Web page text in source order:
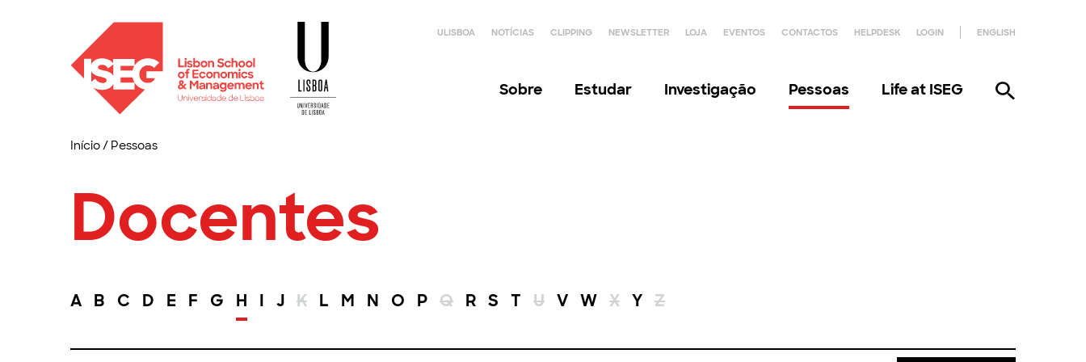
ULISBOA NOTÍCIAS CLIPPING NEWSLETTER LOJA EVENTOS CONTACTOS HELPDESK LOGIN ENGLISH
Sobre Estudar Investigação Pessoas Life at ISEG
Início/ Pessoas
Docentes
A B C D E F G H I J K L M N O P Q R S T U V W X Y Z